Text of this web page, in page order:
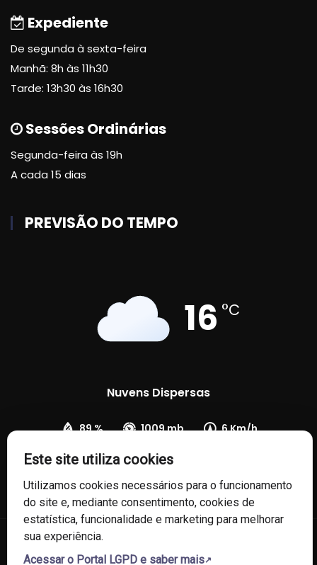
Expediente
De segunda à sexta-feira
Manhã: 8h às 11h30
Tarde: 13h30 às 16h30
Sessões Ordinárias
Segunda-feira às 19h
A cada 15 dias
PREVISÃO DO TEMPO
16 °C
Nuvens Dispersas
89 % 1009 mb 6 Km/h
Este site utiliza cookies
Utilizamos cookies necessários para o funcionamento
do site e, mediante consentimento, cookies de
estatística, funcionalidade e marketing para melhorar
sua experiência.
Acessar o Portal LGPD e saber mais